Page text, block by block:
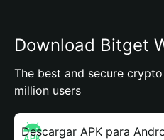
Download Bitget
The best and secure
million users
Descargar APK para